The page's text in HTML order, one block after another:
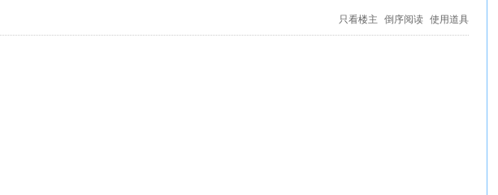
只看楼主 倒序阅读 使用道具